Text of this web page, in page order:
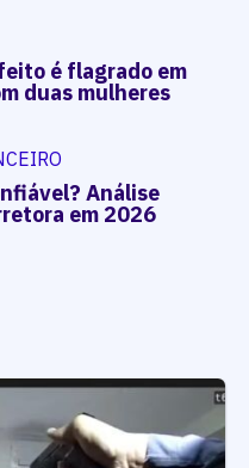
é flagrado em
duas mulheres
Análise
em 2026